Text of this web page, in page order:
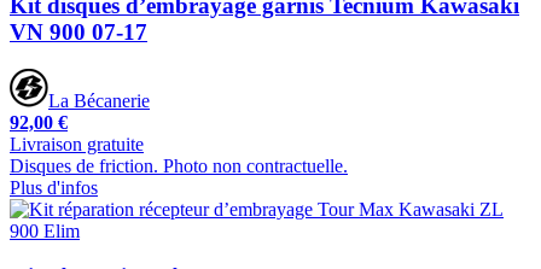
Kit disques d’embrayage garnis Tecnium Kawasaki
VN 900 07-17
La Bécanerie
92,00 €
Livraison gratuite
Disques de friction. Photo non contractuelle.
Plus d'infos